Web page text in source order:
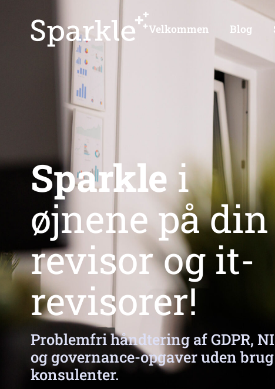
Velkommen Blog
Sparklei
øjnene på din
revisor og it-
revisorer!
Problemfri håndtering af GDPR,
og governance-opgaver uden
konsulenter.